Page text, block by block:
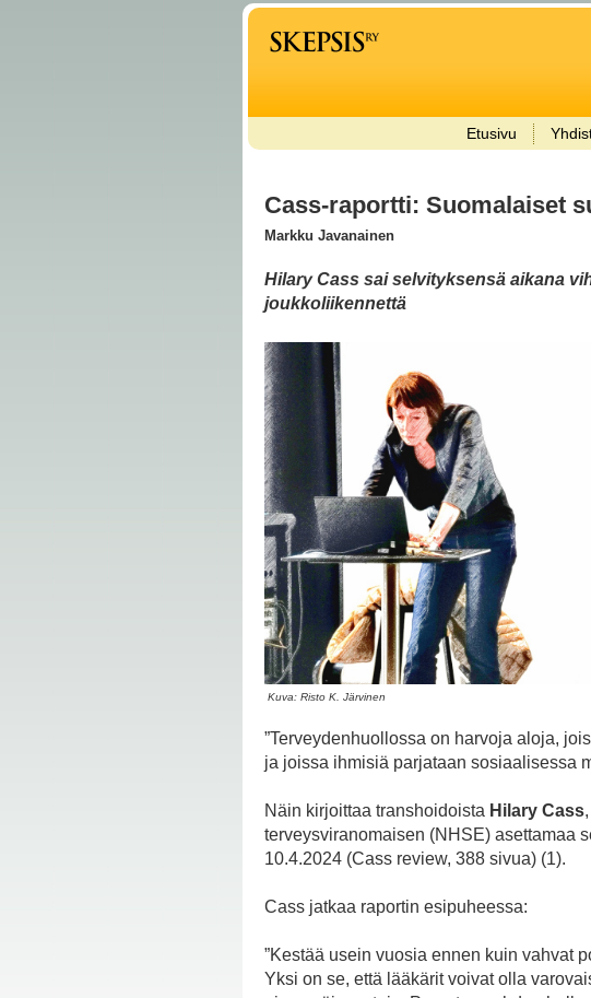
Etusivu
Cass-raportti: Suomalaiset
Markku Javanainen
Hilary Cass sai selvityksensä aikana
joukkoliikennettä
Kuva: Risto K. Järvinen
”Terveydenhuollossa on harvoja aloja,
ja joissa ihmisiä parjataan sosiaalisessa
Näin kirjoittaa transhoidoista Hilary Cass
terveysviranomaisen (NHSE) asettamaa
10.4.2024 (Cass review, 388 sivua) (1).
Cass jatkaa raportin esipuheessa:
”Kestää usein vuosia ennen kuin vahvat
Yksi on se, että lääkärit voivat olla